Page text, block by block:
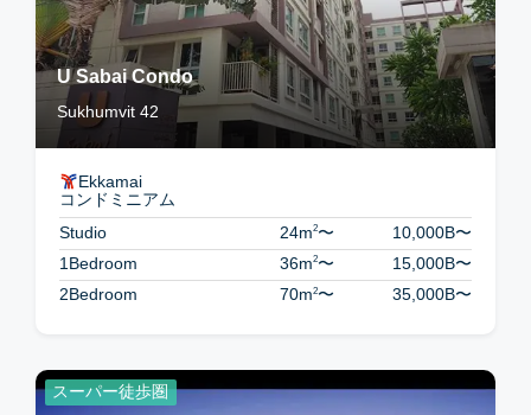
U Sabai Condo
Sukhumvit 42
Ekkamai
コンドミニアム
Studio
24m2〜 10,000B〜
1Bedroom
36m2〜 15,000B〜
2Bedroom
70m2〜 35,000B〜
スーパー徒歩圏